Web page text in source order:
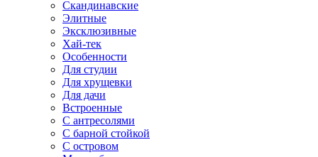
Скандинавские
Элитные
Эксклюзивные
Хай-тек
Особенности
Для студии
Для хрущевки
Для дачи
Встроенные
С антресолями
С барной стойкой
С островом